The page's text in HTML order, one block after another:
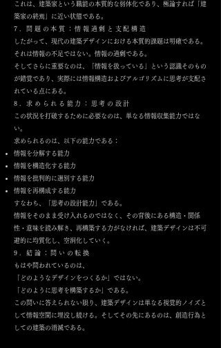
これは、建築家という職能の本質的な弱体化であり、極論すれば「建
築家の終焉」に近い状態である。
7. 問題の本質：情報過剰と支配構造
したがって、現代の建築デザインにおける本質的課題は明確である。
それは情報の不足ではない。情報の過剰である。
そしてさらに重要なのは、「情報を扱っている」という認識そのもの
が錯覚であり、実際には情報構造およびアルゴリズムに思考が支配さ
れている点にある。
8. 求められる能力：思考の設計
この状況を打破するために必要なのは、単なる情報収集能力ではな
い。
求められるのは、以下の能力である：
情報を分解する能力
情報を構造化する能力
情報を批判的に選別する能力
情報を再構成する能力
すなわち、「思考の設計能力」である。
情報をそのまま受け入れるのではなく、その背後にある構造・関係
性・意味を読み解き、再構築する力がなければ、建築デザインは不可
避的に均質化し、空洞化していく。
9. 結論：問いの転換
もはや問われているのは、
「どのようなデザインをつくるか」ではない。
「どのように思考を構築するか」である。
この問いに答えられない限り、建築デザインは単なる視覚的ノイズと
して情報空間に埋没し続ける。そしてその先にあるのは、創造行為と
しての建築の消滅である。